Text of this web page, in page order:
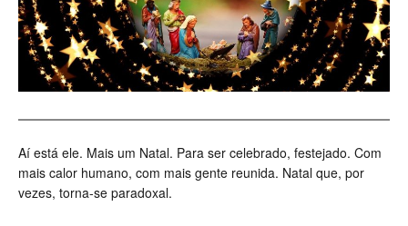
Aí está ele. Mais um Natal. Para ser celebrado, festejado. Com
mais calor humano, com mais gente reunida. Natal que, por
vezes, torna-se paradoxal.